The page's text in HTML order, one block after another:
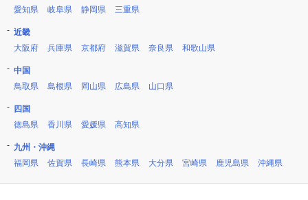
愛知県
岐阜県 静岡県 三重県
近畿
大阪府
兵庫県 京都府 滋賀県 奈良県 和歌山県
中国
鳥取県
島根県 岡山県 広島県 山口県
四国
徳島県
香川県 愛媛県 高知県
九州・沖縄
福岡県
佐賀県 長崎県 熊本県 大分県 宮崎県 鹿児島県 沖縄県